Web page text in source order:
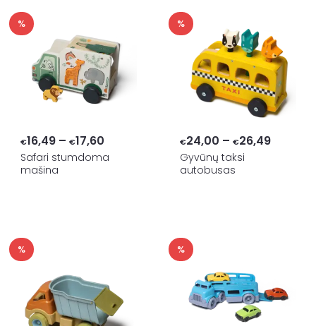
%
€16,49 – €17,60Price
range:
Safari stumdoma
mašina
%
€24,00 – €26,49Price
Gyvūnų taksi
autobusas
% %